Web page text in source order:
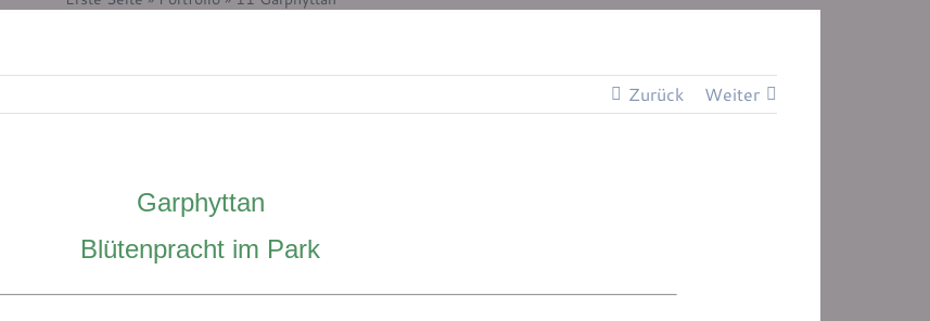
Zurück Weiter
Garphyttan
Blütenpracht im Park